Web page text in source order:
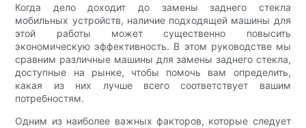
Когда дело доходит до замены заднего стекла
мобильных устройств, наличие подходящей машины для
этой работы может существенно повысить
экономическую эффективность. В этом руководстве мы
сравним различные машины для замены заднего стекла,
доступные на рынке, чтобы помочь вам определить,
какая из них лучше всего соответствует вашим
потребностям.
Одним из наиболее важных факторов, которые следует